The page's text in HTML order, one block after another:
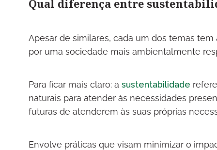
Qual diferença entre
Apesar de similares, cada um dos temas
por uma sociedade mais ambientalmente
Para ficar mais claro: a sustentabilidade
naturais para atender às necessidades
futuras de atenderem às suas próprias
Envolve práticas que visam minimizar o